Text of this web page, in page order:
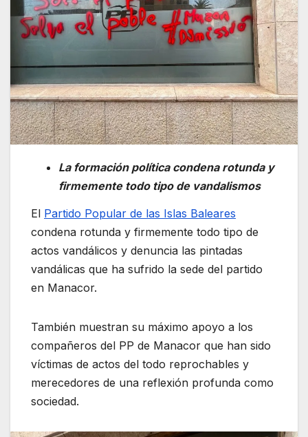
La formación política condena rotunda y
firmemente todo tipo de vandalismos
El Partido Popular de las Islas Baleares
condena rotunda y firmemente todo tipo de
actos vandálicos y denuncia las pintadas
vandálicas que ha sufrido la sede del partido
en Manacor.
También muestran su máximo apoyo a los
compañeros del PP de Manacor que han sido
víctimas de actos del todo reprochables y
merecedores de una reflexión profunda como
sociedad.